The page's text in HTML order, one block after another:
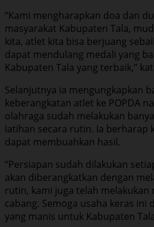
“Kami mengharapkan doa dan
masyarakat Kabupaten Tala,
kita, atlet kita bisa berjuang
dapat mendulang medali yang
Kabupaten Tala yang terbaik,”
Selanjutnya ia mengungkapkan
keberangkatan atlet ke POPDA
olahraga sudah melakukan
latihan secara rutin. Ia berharap
dapat membuahkan hasil.
“Persiapan sudah dilakukan
akan diberangkatkan dengan
rutin, kami juga telah
cabang. Semoga usaha keras ini
yang manis untuk Kabupaten